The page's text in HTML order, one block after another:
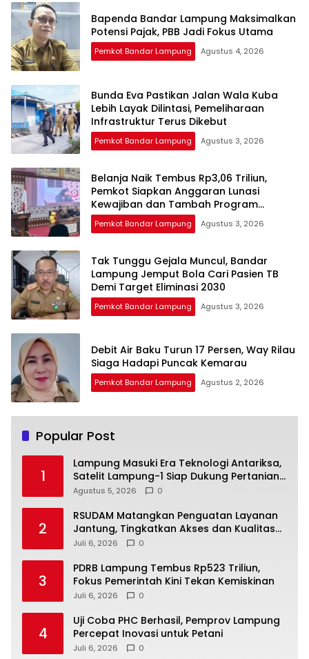
Bapenda Bandar Lampung Maksimalkan
Potensi Pajak, PBB Jadi Fokus Utama
Pemkot Bandar Lampung Agustus 4, 2026
Bunda Eva Pastikan Jalan Wala Kuba
Lebih Layak Dilintasi, Pemeliharaan
Infrastruktur Terus Dikebut
Pemkot Bandar Lampung Agustus 3, 2026
Belanja Naik Tembus Rp3,06 Triliun,
Pemkot Siapkan Anggaran Lunasi
Kewajiban dan Tambah Program
Prioritas
Pemkot Bandar Lampung Agustus 3, 2026
Tak Tunggu Gejala Muncul, Bandar
Lampung Jemput Bola Cari Pasien TB
Demi Target Eliminasi 2030
Pemkot Bandar Lampung Agustus 3, 2026
Debit Air Baku Turun 17 Persen, Way Rilau
Siaga Hadapi Puncak Kemarau
Pemkot Bandar Lampung Agustus 2, 2026
Popular Post
1
Lampung Masuki Era Teknologi Antariksa,
Satelit Lampung-1 Siap Dukung Pertanian
Berbasis AI
Agustus 5, 2026 0
2
RSUDAM Matangkan Penguatan Layanan
Jantung, Tingkatkan Akses dan Kualitas
Pelayanan Pasien
Juli 6, 2026 0
3
PDRB Lampung Tembus Rp523 Triliun,
Fokus Pemerintah Kini Tekan Kemiskinan
Juli 6, 2026 0
4
Uji Coba PHC Berhasil, Pemprov Lampung
Percepat Inovasi untuk Petani
Juli 6, 2026 0